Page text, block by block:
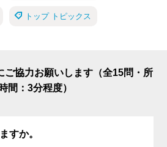
トップ トピックス
ご協力お願いします（全15問・所
間：3分程度）
すか。